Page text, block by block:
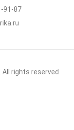
91-87
. All rights reserved